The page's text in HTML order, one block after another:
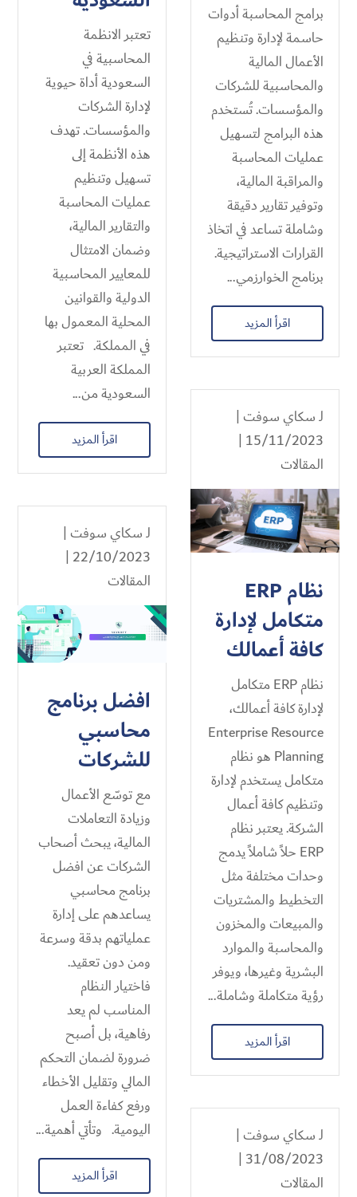
برامج المحاسبة أدوات
حاسمة لإدارة وتنظيم
الأعمال المالية
والمحاسبية للشركات
والمؤسسات. تُستخدم
هذه البرامج لتسهيل
عمليات المحاسبة
والمراقبة المالية،
وتوفير تقارير دقيقة
وشاملة تساعد في اتخاذ
القرارات الاستراتيجية.
برنامج الخوارزمي...
اقرأ المزيد
تعتبر الانظمة
المحاسبية في
السعودية أداة حيوية
لإدارة الشركات
والمؤسسات. تهدف
هذه الأنظمة إلى
تسهيل وتنظيم
عمليات المحاسبة
والتقارير المالية،
وضمان الامتثال
للمعايير المحاسبية
الدولية والقوانين
المحلية المعمول بها
في المملكة. تعتبر
المملكة العربية
السعودية من...
اقرأ المزيد
لـسكاي سوفت |
15/11/2023 |
المقالات
نظام ERP
متكامل لإدارة
كافة أعمالك
نظام ERP متكامل
لإدارة كافة أعمالك،
Enterprise Resource
Planning هو نظام
متكامل يستخدم لإدارة
وتنظيم كافة أعمال
الشركة. يعتبر نظام
ERP حلاً شاملاً يدمج
وحدات مختلفة مثل
التخطيط والمشتريات
والمبيعات والمخزون
والمحاسبة والموارد
البشرية وغيرها، ويوفر
رؤية متكاملة وشاملة...
اقرأ المزيد
لـسكاي سوفت |
22/10/2023 |
المقالات
افضل برنامج
محاسبي
للشركات
مع توسّع الأعمال
وزيادة التعاملات
المالية، يبحث أصحاب
الشركات عن افضل
برنامج محاسبي
يساعدهم على إدارة
عملياتهم بدقة وسرعة
ومن دون تعقيد.
فاختيار النظام
المناسب لم يعد
رفاهية، بل أصبح
ضرورة لضمان التحكم
المالي وتقليل الأخطاء
ورفع كفاءة العمل
اليومية. وتأتي أهمية...
اقرأ المزيد
لـسكاي سوفت |
31/08/2023 |
المقالات